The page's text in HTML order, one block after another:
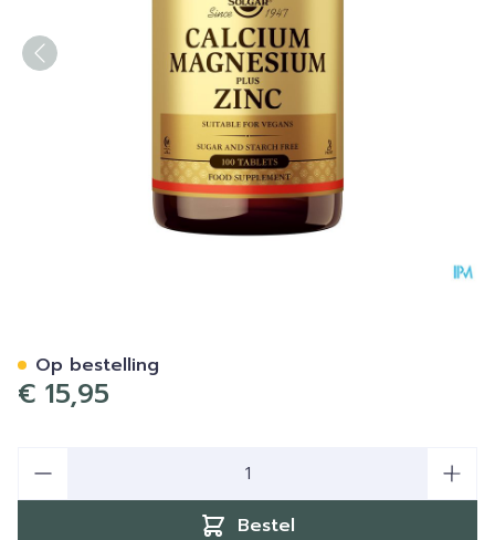
€ 15,95
Bestel
Op bestelling